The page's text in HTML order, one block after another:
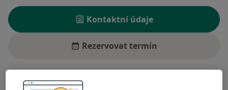
Kontaktní údaje
Rezervovat termín
Ceník Adresy